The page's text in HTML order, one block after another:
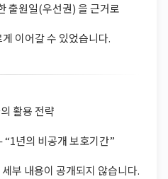
출원일(우선권) 을 근거로
이어갈 수 있었습니다.
활용 전략
“1년의 비공개 보호기간”
부 내용이 공개되지 않습니다.